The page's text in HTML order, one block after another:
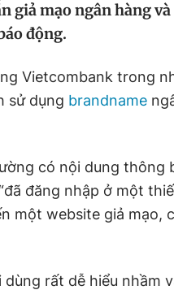
giả mạo ngân hàng
động.
Vietcombank trong
sử dụng brandname
có nội dung thông
đăng nhập ở một
một website giả mạo,
rất dễ hiểu nhầm